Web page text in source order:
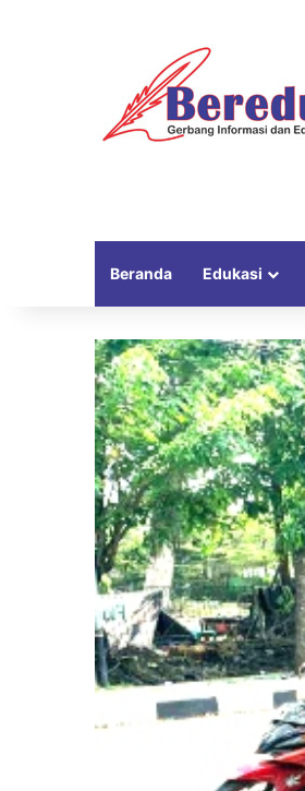
Beranda Edukasi